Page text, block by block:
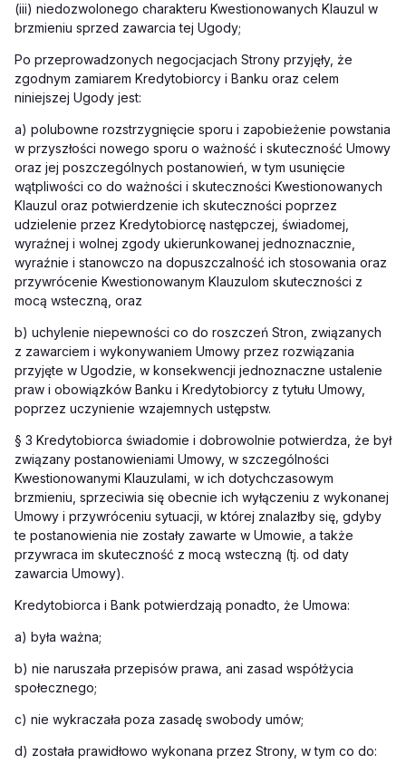
(iii) niedozwolonego charakteru Kwestionowanych Klauzul w
brzmieniu sprzed zawarcia tej Ugody;
Po przeprowadzonych negocjacjach Strony przyjęły, że
zgodnym zamiarem Kredytobiorcy i Banku oraz celem
niniejszej Ugody jest:
a) polubowne rozstrzygnięcie sporu i zapobieżenie powstania
w przyszłości nowego sporu o ważność i skuteczność Umowy
oraz jej poszczególnych postanowień, w tym usunięcie
wątpliwości co do ważności i skuteczności Kwestionowanych
Klauzul oraz potwierdzenie ich skuteczności poprzez
udzielenie przez Kredytobiorcę następczej, świadomej,
wyraźnej i wolnej zgody ukierunkowanej jednoznacznie,
wyraźnie i stanowczo na dopuszczalność ich stosowania oraz
przywrócenie Kwestionowanym Klauzulom skuteczności z
mocą wsteczną, oraz
b) uchylenie niepewności co do roszczeń Stron, związanych
z zawarciem i wykonywaniem Umowy przez rozwiązania
przyjęte w Ugodzie, w konsekwencji jednoznaczne ustalenie
praw i obowiązków Banku i Kredytobiorcy z tytułu Umowy,
poprzez uczynienie wzajemnych ustępstw.
§ 3 Kredytobiorca świadomie i dobrowolnie potwierdza, że był
związany postanowieniami Umowy, w szczególności
Kwestionowanymi Klauzulami, w ich dotychczasowym
brzmieniu, sprzeciwia się obecnie ich wyłączeniu z wykonanej
Umowy i przywróceniu sytuacji, w której znalazłby się, gdyby
te postanowienia nie zostały zawarte w Umowie, a także
przywraca im skuteczność z mocą wsteczną (tj. od daty
zawarcia Umowy).
Kredytobiorca i Bank potwierdzają ponadto, że Umowa:
a) była ważna;
b) nie naruszała przepisów prawa, ani zasad współżycia
społecznego;
c) nie wykraczała poza zasadę swobody umów;
d) została prawidłowo wykonana przez Strony, w tym co do: